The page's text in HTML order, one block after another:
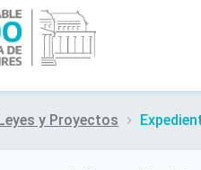
Leyes y Proyectos